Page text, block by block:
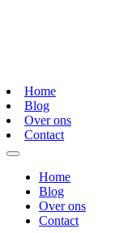
Home
Blog
Over ons
Contact
Home
Blog
Over ons
Contact